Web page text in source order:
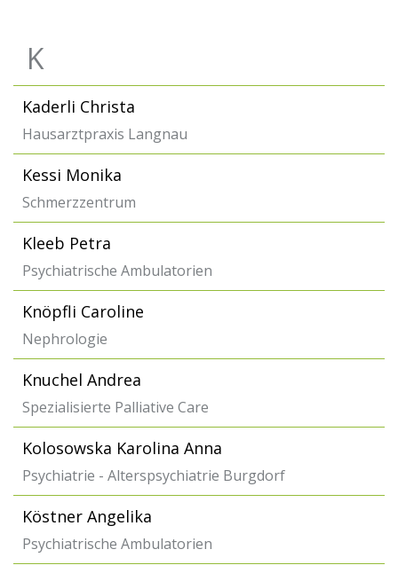
K
Kaderli Christa
Hausarztpraxis Langnau
Kessi Monika
Schmerzzentrum
Kleeb Petra
Psychiatrische Ambulatorien
Knöpfli Caroline
Nephrologie
Knuchel Andrea
Spezialisierte Palliative Care
Kolosowska Karolina Anna
Psychiatrie - Alterspsychiatrie Burgdorf
Köstner Angelika
Psychiatrische Ambulatorien